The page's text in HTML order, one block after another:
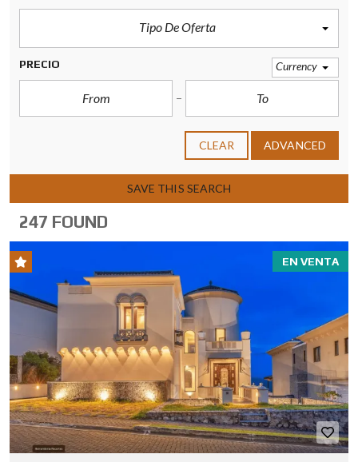
Tipo De Oferta
PRECIO Currency
CLEAR ADVANCED
SAVE THIS SEARCH
247 FOUND
EN VENTA